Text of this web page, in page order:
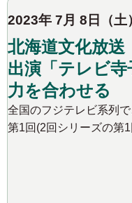
2023年 7月 8日（土
北海道文化放
出演「テレビ
力を合わせる
全国のフジテレビ系列
第1回(2回シリーズの第